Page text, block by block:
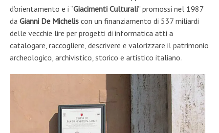
d’orientamento e i “Giacimenti Culturali” promossi nel 1987
da Gianni De Michelis con un finanziamento di 537 miliardi
delle vecchie lire per progetti di informatica atti a
catalogare, raccogliere, descrivere e valorizzare il patrimonio
archeologico, archivistico, storico e artistico italiano.